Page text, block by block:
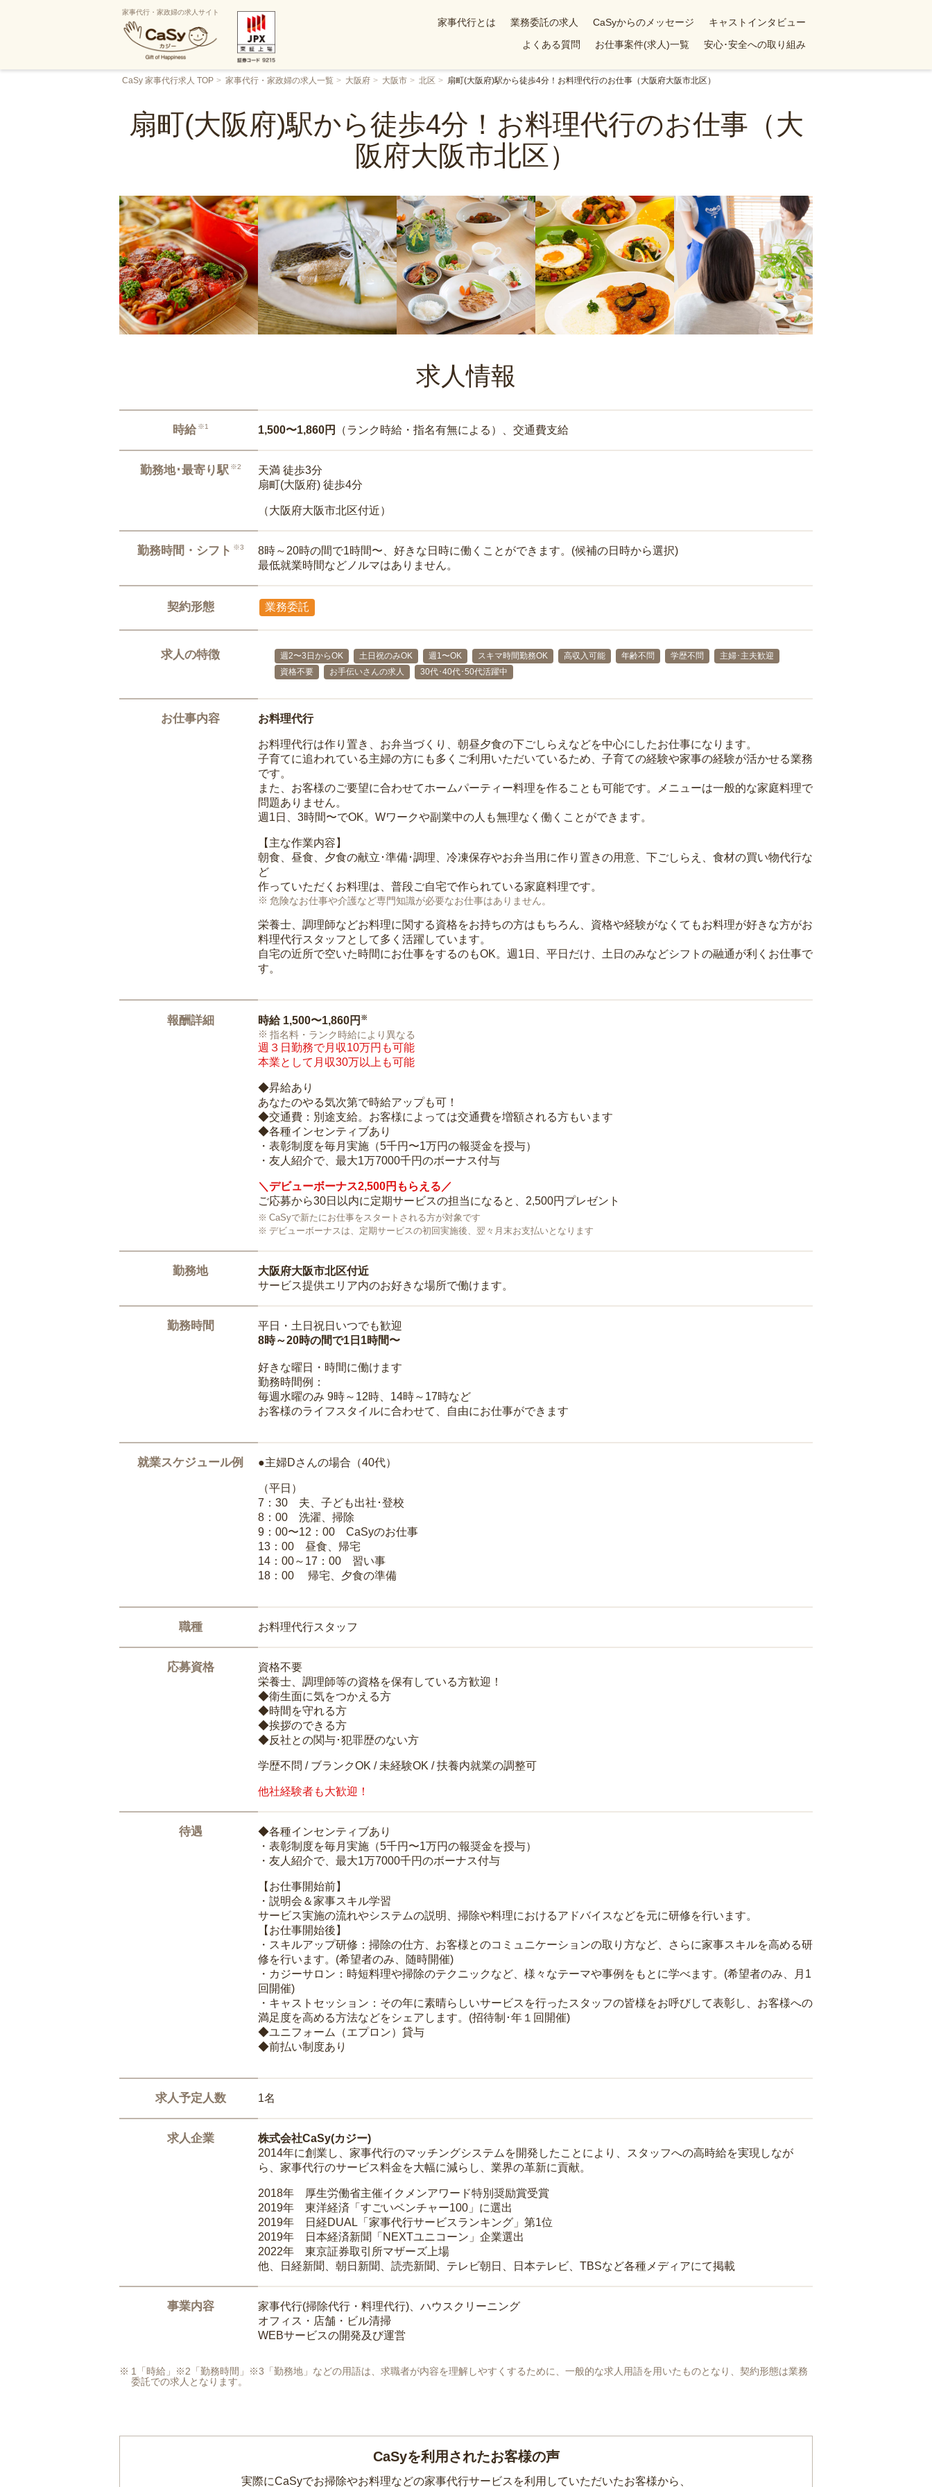
家事代行・家政婦の求人サイト
家事代行とは 業務委託の求人 CaSyからのメッセージ
キャストインタビュー
よくある質問
お仕事案件(求人)一覧 安心･安全への取り組み
CaSy 家事代行求人 TOP 家事代行・家政婦の求人一覧 大阪府 大阪市 北区 扇町(大阪府)駅から徒歩4分！お料理代行のお仕事（大阪府大阪市北区）
扇町(大阪府)駅から徒歩4分！お料理代行のお仕事（大
阪府大阪市北区）
求人情報
時給 ※1 1,500〜1,860円 （ランク時給・指名有無による）、交通費支給
勤務地･最寄り駅 ※2
天満 徒歩3分
扇町(大阪府) 徒歩4分
（大阪府大阪市北区付近）
勤務時間・シフト ※3
8時～20時の間で1時間〜、好きな日時に働くことができます。(候補の日時から選択)
最低就業時間などノルマはありません。
契約形態 業務委託
求人の特徴 週2〜3日からOK 土日祝のみOK 週1〜OK スキマ時間勤務OK 高収入可能 年齢不問 学歴不問
主婦･主夫歓迎
資格不要
お手伝いさんの求人 30代･40代･50代活躍中
お仕事内容 お料理代行
お料理代行は作り置き、お弁当づくり、朝昼夕食の下ごしらえなどを中心にしたお仕事になります。
子育てに追われている主婦の方にも多くご利用いただいているため、子育ての経験や家事の経験が活かせる業務
です。
また、お客様のご要望に合わせてホームパーティー料理を作ることも可能です。メニューは一般的な家庭料理で
問題ありません。
週1日、3時間〜でOK。Wワークや副業中の人も無理なく働くことができます。
【主な作業内容】
朝食、昼食、夕食の献立･準備･調理、冷凍保存やお弁当用に作り置きの用意、下ごしらえ、食材の買い物代行な
ど
作っていただくお料理は、普段ご自宅で作られている家庭料理です。
危険なお仕事や介護など専門知識が必要なお仕事はありません。
栄養士、調理師などお料理に関する資格をお持ちの方はもちろん、資格や経験がなくてもお料理が好きな方がお
料理代行スタッフとして多く活躍しています。
自宅の近所で空いた時間にお仕事をするのもOK。週1日、平日だけ、土日のみなどシフトの融通が利くお仕事で
す。
報酬詳細 時給 1,500〜1,860円 ※
指名料・ランク時給により異なる
週３日勤務で月収10万円も可能
本業として月収30万以上も可能
◆昇給あり
あなたのやる気次第で時給アップも可！
◆交通費：別途支給。お客様によっては交通費を増額される方もいます
◆各種インセンティブあり
・表彰制度を毎月実施（5千円〜1万円の報奨金を授与）
・友人紹介で、最大1万7000千円のボーナス付与
＼デビューボーナス2,500円もらえる／
ご応募から30日以内に定期サービスの担当になると、2,500円プレゼント
CaSyで新たにお仕事をスタートされる方が対象です
デビューボーナスは、定期サービスの初回実施後、翌々月末お支払いとなります
勤務地
大阪府大阪市北区付近
サービス提供エリア内のお好きな場所で働けます。
勤務時間
平日・土日祝日いつでも歓迎
8時～20時の間で1日1時間〜
好きな曜日・時間に働けます
勤務時間例：
毎週水曜のみ 9時～12時、14時～17時など
お客様のライフスタイルに合わせて、自由にお仕事ができます
就業スケジュール例 ●主婦Dさんの場合（40代）
（平日）
7：30 夫、子ども出社･登校
8：00 洗濯、掃除
9：00〜12：00 CaSyのお仕事
13：00 昼食、帰宅
14：00～17：00 習い事
18：00 帰宅、夕食の準備
職種 お料理代行スタッフ
応募資格
資格不要
栄養士、調理師等の資格を保有している方歓迎！
◆衛生面に気をつかえる方
◆時間を守れる方
◆挨拶のできる方
◆反社との関与･犯罪歴のない方
学歴不問 / ブランクOK / 未経験OK / 扶養内就業の調整可
他社経験者も大歓迎！
待遇
◆各種インセンティブあり
・表彰制度を毎月実施（5千円〜1万円の報奨金を授与）
・友人紹介で、最大1万7000千円のボーナス付与
【お仕事開始前】
・説明会＆家事スキル学習
サービス実施の流れやシステムの説明、掃除や料理におけるアドバイスなどを元に研修を行います。
【お仕事開始後】
・スキルアップ研修：掃除の仕方、お客様とのコミュニケーションの取り方など、さらに家事スキルを高める研
修を行います。(希望者のみ、随時開催)
・カジーサロン：時短料理や掃除のテクニックなど、様々なテーマや事例をもとに学べます。(希望者のみ、月1
回開催)
・キャストセッション：その年に素晴らしいサービスを行ったスタッフの皆様をお呼びして表彰し、お客様への
満足度を高める方法などをシェアします。(招待制･年１回開催)
◆ユニフォーム（エプロン）貸与
◆前払い制度あり
求人予定人数 1名
求人企業
株式会社CaSy(カジー)
2014年に創業し、家事代行のマッチングシステムを開発したことにより、スタッフへの高時給を実現しなが
ら、家事代行のサービス料金を大幅に減らし、業界の革新に貢献。
2018年 厚生労働省主催イクメンアワード特別奨励賞受賞
2019年 東洋経済「すごいベンチャー100」に選出
2019年 日経DUAL「家事代行サービスランキング」第1位
2019年 日本経済新聞「NEXTユニコーン」企業選出
2022年 東京証券取引所マザーズ上場
他、日経新聞、朝日新聞、読売新聞、テレビ朝日、日本テレビ、TBSなど各種メディアにて掲載
事業内容
家事代行(掃除代行・料理代行)、ハウスクリーニング
オフィス・店舗・ビル清掃
WEBサービスの開発及び運営
1「時給」※2「勤務時間」※3「勤務地」などの用語は、求職者が内容を理解しやすくするために、一般的な求人用語を用いたものとなり、契約形態は業務
委託での求人となります。
CaSyを利用されたお客様の声
実際にCaSyでお掃除やお料理などの家事代行サービスを利用していただいたお客様から、